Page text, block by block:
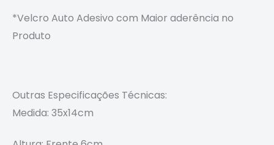
*Velcro Auto Adesivo com Maior aderência no
Produto
Outras Especificações Técnicas:
Medida: 35x14cm